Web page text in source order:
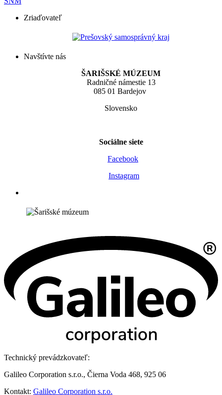
Zriaďovateľ
Navštívte nás
ŠARIŠSKÉ MÚZEUM
Radničné námestie 13
085 01 Bardejov
Slovensko
Sociálne siete
Facebook
Instagram
Technický prevádzkovateľ:
Galileo Corporation s.r.o., Čierna Voda 468, 925 06
Kontakt: Galileo Corporation s.r.o.